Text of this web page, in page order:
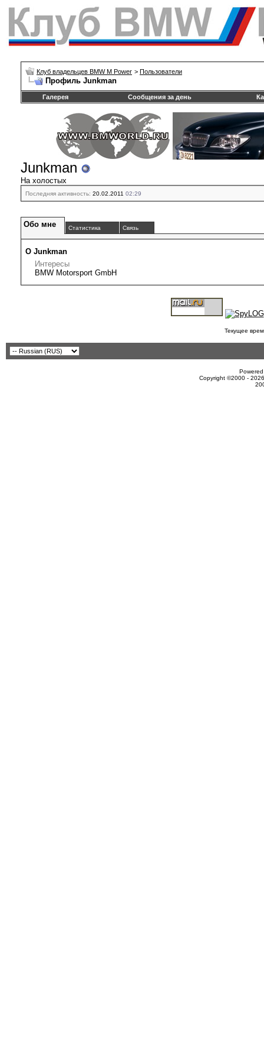
Клуб владельцев BMW M Power > Пользователи
Профиль Junkman
Галерея Сообщения за день
Junkman
На холостых
Последняя активность: 20.02.2011 02:29
Обо мне Статистика Связь
О Junkman
Интересы
BMW Motorsport GmbH
Текущее
Copyright ©2000 -